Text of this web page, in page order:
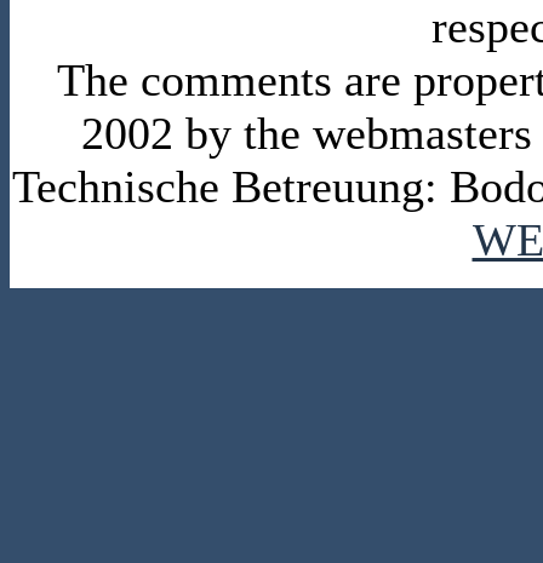
The comments are
2002 by the
Technische Betreuung: